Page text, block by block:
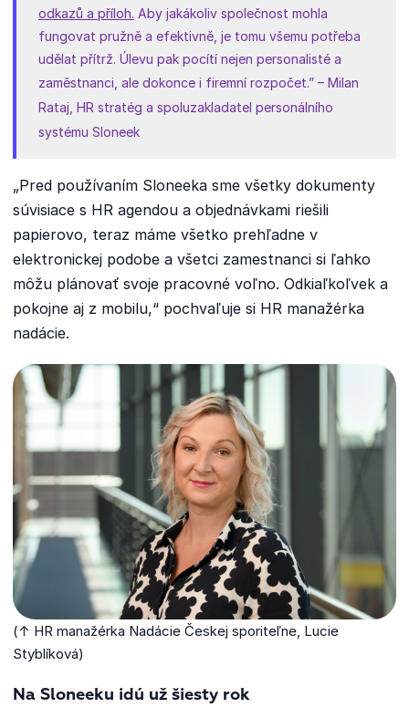
odkazů a příloh. Aby jakákoliv společnost mohla
fungovat pružně a efektivně, je tomu všemu potřeba
udělat přítrž. Úlevu pak pocítí nejen personalisté a
zaměstnanci, ale dokonce i firemní rozpočet.” – Milan
Rataj, HR stratég a spoluzakladatel personálního
systému Sloneek
„Pred používaním Sloneeka sme všetky dokumenty
súvisiace s HR agendou a objednávkami riešili
papierovo, teraz máme všetko prehľadne v
elektronickej podobe a všetci zamestnanci si ľahko
môžu plánovať svoje pracovné voľno. Odkiaľkoľvek a
pokojne aj z mobilu,“ pochvaľuje si HR manažérka
nadácie.
(↑ HR manažérka Nadácie Českej sporiteľne, Lucie
Styblíková)
Na Sloneeku idú už šiesty rok